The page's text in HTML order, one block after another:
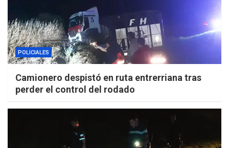
POLICIALES
Camionero despistó en ruta entrerriana tras
perder el control del rodado